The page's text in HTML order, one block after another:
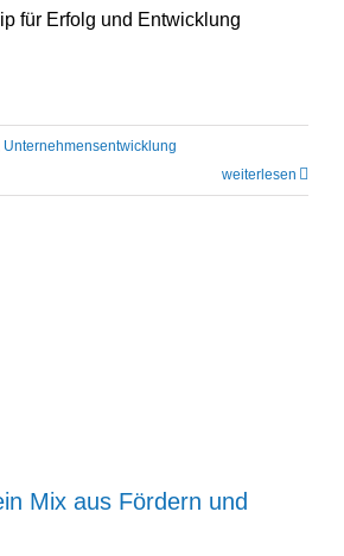
für Erfolg und Entwicklung
Unternehmens­entwicklung
weiter­lesen
Mix aus Fördern und